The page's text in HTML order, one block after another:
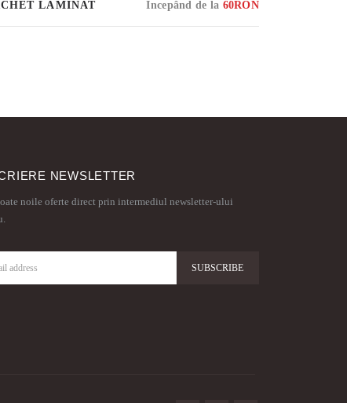
Începând de la 60RON
LAMINAT
NEWSLETTER
noile oferte direct prin intermediul newsletter-ului